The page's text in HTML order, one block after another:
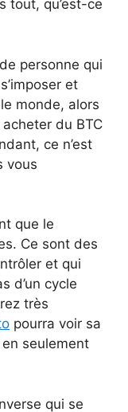
tout, qu’est-ce
personne qui
et
monde, alors
du BTC
ce n’est
vous
que le
Ce sont des
et qui
d’un cycle
très
pourra voir sa
seulement
qui se